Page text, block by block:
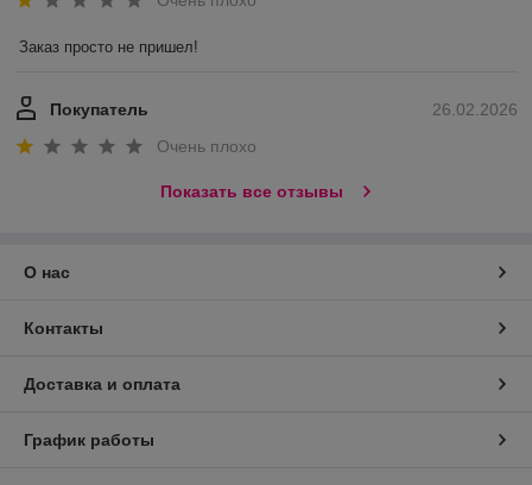
Заказ просто не пришел!
26.02.2026
Покупатель
Очень плохо
Показать все отзывы
О нас
Контакты
Доставка и оплата
График работы